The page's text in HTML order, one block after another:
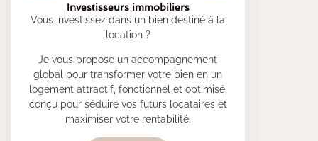
Investisseurs immobiliers
Vous investissez dans un bien destiné à la
location ?
Je vous propose un accompagnement
global pour transformer votre bien en un
logement attractif, fonctionnel et optimisé,
conçu pour séduire vos futurs locataires et
maximiser votre rentabilité.